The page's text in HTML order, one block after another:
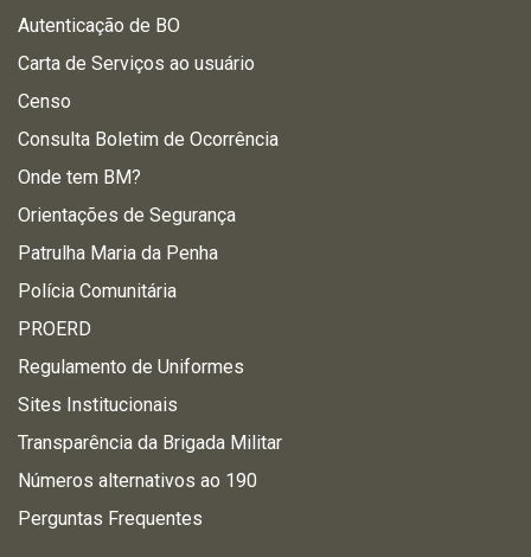
Autenticação de BO
Carta de Serviços ao usuário
Censo
Consulta Boletim de Ocorrência
Onde tem BM?
Orientações de Segurança
Patrulha Maria da Penha
Polícia Comunitária
PROERD
Regulamento de Uniformes
Sites Institucionais
Transparência da Brigada Militar
Números alternativos ao 190
Perguntas Frequentes